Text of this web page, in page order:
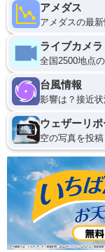
アメダス
アメダスの最
ライブカメラ
全国2500地点
台風情報
影響は？接近
ウェザーリポ
空の写真を投